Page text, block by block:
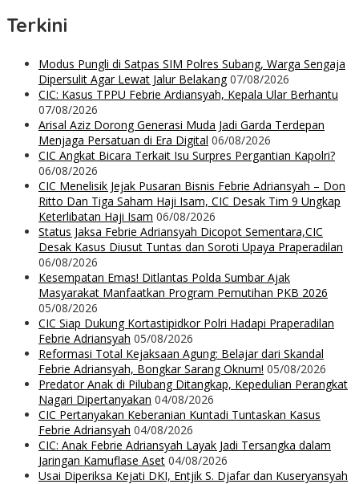
Terkini
Modus Pungli di Satpas SIM Polres Subang, Warga Sengaja
Dipersulit Agar Lewat Jalur Belakang 07/08/2026
CIC: Kasus TPPU Febrie Ardiansyah, Kepala Ular Berhantu
07/08/2026
Arisal Aziz Dorong Generasi Muda Jadi Garda Terdepan
Menjaga Persatuan di Era Digital 06/08/2026
CIC Angkat Bicara Terkait Isu Surpres Pergantian Kapolri?
06/08/2026
CIC Menelisik Jejak Pusaran Bisnis Febrie Adriansyah – Don
Ritto Dan Tiga Saham Haji Isam, CIC Desak Tim 9 Ungkap
Keterlibatan Haji Isam 06/08/2026
Status Jaksa Febrie Adriansyah Dicopot Sementara,CIC
Desak Kasus Diusut Tuntas dan Soroti Upaya Praperadilan
06/08/2026
Kesempatan Emas! Ditlantas Polda Sumbar Ajak
Masyarakat Manfaatkan Program Pemutihan PKB 2026
05/08/2026
CIC Siap Dukung Kortastipidkor Polri Hadapi Praperadilan
Febrie Adriansyah 05/08/2026
Reformasi Total Kejaksaan Agung: Belajar dari Skandal
Febrie Adriansyah, Bongkar Sarang Oknum! 05/08/2026
Predator Anak di Pilubang Ditangkap, Kepedulian Perangkat
Nagari Dipertanyakan 04/08/2026
CIC Pertanyakan Keberanian Kuntadi Tuntaskan Kasus
Febrie Adriansyah 04/08/2026
CIC: Anak Febrie Adriansyah Layak Jadi Tersangka dalam
Jaringan Kamuflase Aset 04/08/2026
Usai Diperiksa Kejati DKI, Entjik S. Djafar dan Kuseryansyah